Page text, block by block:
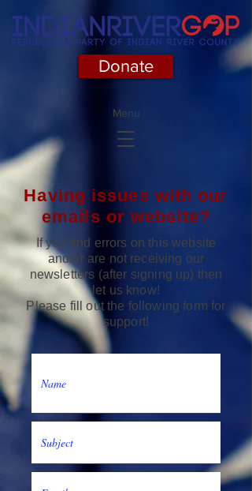
Donate
Menu
Having issues with our
emails or website?
If you find errors on this website
and/or are not receiving our
newsletters (after signing up) then
let us know!
Please fill out the following form for
support!